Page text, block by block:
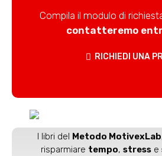
Compila il modulo di
contatteremo
RICHIEDI UNA
I libri del Metodo MotivexLab
risparmiare tempo, stress e